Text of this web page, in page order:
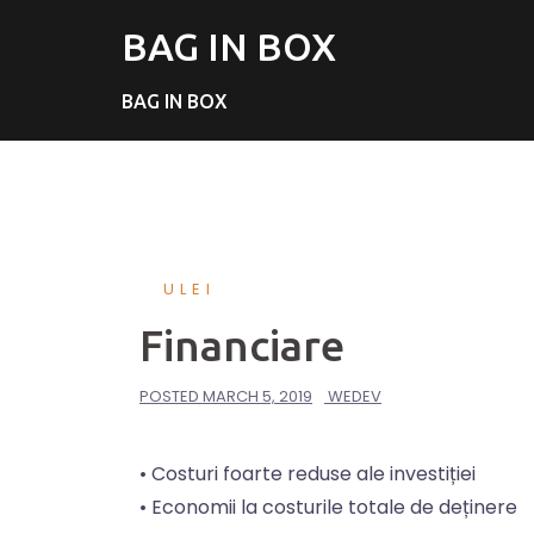
BAG IN BOX
BAG IN BOX
ULEI
Financiare
POSTED MARCH 5, 2019 WEDEV
• Costuri foarte reduse ale investiției
• Economii la costurile totale de deținere